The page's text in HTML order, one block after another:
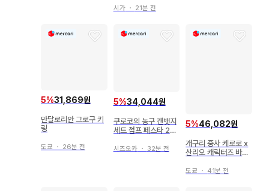
시가・ 21분 전
5%31,869원
만달로리안 그로구 키
링
도쿄 ・ 26분 전
5%34,044원
쿠로코의 농구 캔뱃지
세트 점프 페스타 201
시즈오카・ 32분 전
5%46,082원
개구리 중사 케로로 x
산리오 캐릭터즈 바스
도쿄 ・ 41분 전